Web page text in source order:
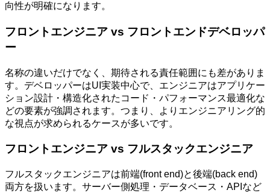
向性が明確になります。
フロントエンジニア vs フロントエンドデベロッパ
ー
名称の違いだけでなく、期待される責任範囲にも差がありま
す。デベロッパーはUI実装中心で、エンジニアはアプリケー
ション設計・構造化されたコード・パフォーマンス最適化な
どの要素が強調されます。つまり、よりエンジニアリング的
な視点が求められるケースが多いです。
フロントエンジニア vs フルスタックエンジニア
フルスタックエンジニアは前端(front end)と後端(back end)
両方を扱います。サーバー側処理・データベース・APIなど